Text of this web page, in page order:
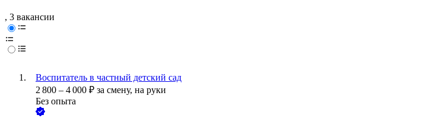
, 3 вакансии
Воспитатель в частный детский сад
2 800 – 4 000 ₽ за смену, на руки
Без опыта